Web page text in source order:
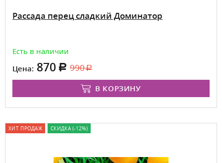
Рассада перец сладкий Доминатор
Есть в наличии
Цена: 870 990
В КОРЗИНУ
ХИТ ПРОДАЖ СКИДКА (-12%)